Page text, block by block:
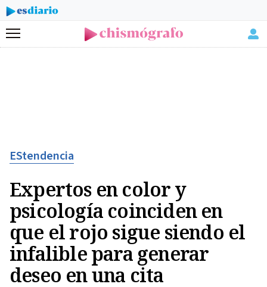
Menú
EStendencia
Expertos en color y
psicología coinciden en
que el rojo sigue siendo el
infalible para generar
deseo en una cita